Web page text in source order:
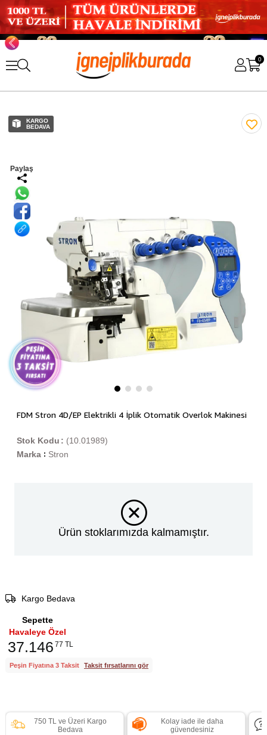
0
KARGO
BEDAVA
Paylaş
FDM Stron 4D/EP Elektrikli 4 İplik Otomatik Overlok Makinesi
(10.01989)
Stok Kodu
Marka : Stron
Ürün stoklarımızda kalmamıştır.
Kargo Bedava
Sepette
Havaleye Özel
37.146 77 TL
Peşin Fiyatına 3 Taksit Taksit fırsatlarını gör
750 TL ve Üzeri Kargo
Bedava
Kolay iade ile daha
güvendesiniz